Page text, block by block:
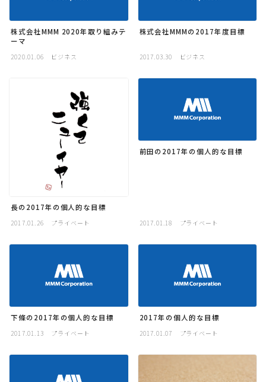
株式会社MMM 2020年取り組みテ
ーマ
2020.01.06 ビジネス
株式会社MMMの2017年度目標
2017.03.30 ビジネス
長の2017年の個人的な目標
2017.01.26 プライベート
前田の2017年の個人的な目標
2017.01.18 プライベート
下條の2017年の個人的な目標
2017.01.13 プライベート
2017年の個人的な目標
2017.01.07 プライベート